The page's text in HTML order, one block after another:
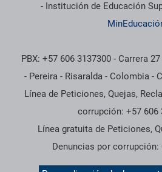
- Institución de Educación
PBX: +57 606 3137300 - Carrera
- Pereira - Risaralda - Colombia -
Línea de Peticiones, Quejas,
corrupción: +57 606
Línea gratuita de Peticiones,
Denuncias por corrupción: